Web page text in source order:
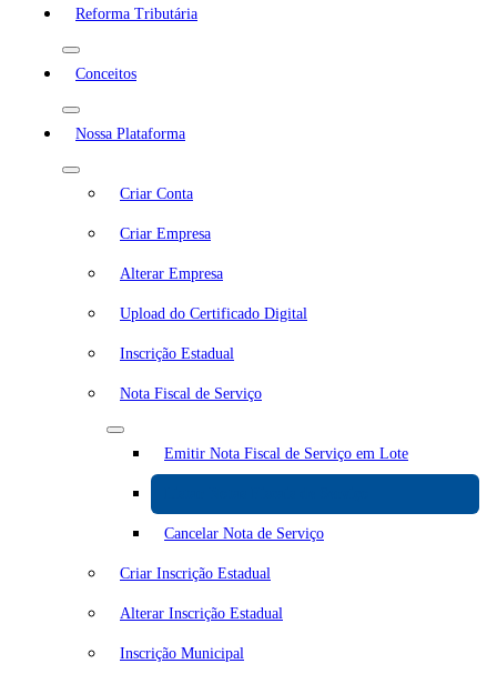
Reforma Tributária
Conceitos
Nossa Plataforma
Criar Conta
Criar Empresa
Alterar Empresa
Upload do Certificado Digital
Inscrição Estadual
Nota Fiscal de Serviço
Emitir Nota Fiscal de Serviço em Lote
Cancelar Nota de Serviço
Criar Inscrição Estadual
Alterar Inscrição Estadual
Inscrição Municipal